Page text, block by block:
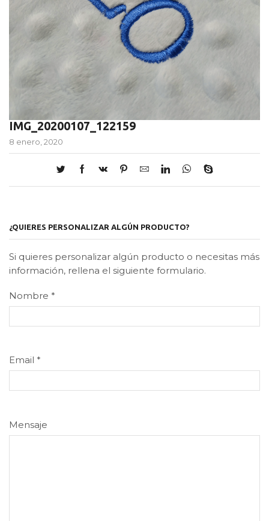
IMG_20200107_122159
8 enero, 2020
¿QUIERES PERSONALIZAR ALGÚN PRODUCTO?
Si quieres personalizar algún producto o necesitas más
información, rellena el siguiente formulario.
Nombre *
Email *
Mensaje